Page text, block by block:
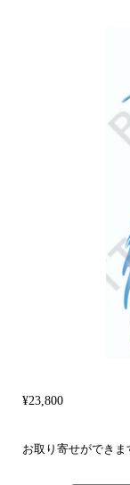
¥23,800
お取り寄せができま